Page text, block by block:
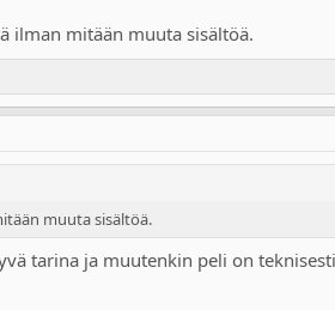
ilman mitään muuta sisältöä.
muuta sisältöä.
tarina ja muutenkin peli on